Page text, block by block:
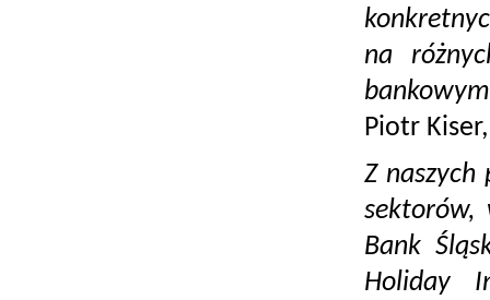
na
Piotr
Z
sektorów,
Bank
Holiday